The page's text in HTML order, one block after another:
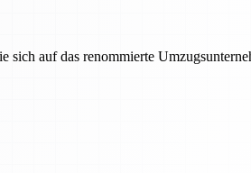
sich auf das renommierte